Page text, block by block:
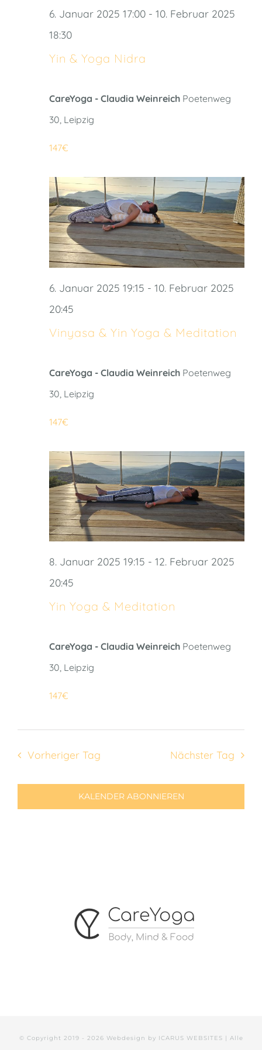
Yin & Yoga Nidra
6. Januar 2025 17:00 - 10. Februar 2025
18:30
CareYoga - Claudia Weinreich Poetenweg
30, Leipzig
147€
Vinyasa & Yin Yoga & Meditation
6. Januar 2025 19:15 - 10. Februar 2025
20:45
CareYoga - Claudia Weinreich Poetenweg
30, Leipzig
147€
Yin Yoga & Meditation
8. Januar 2025 19:15 - 12. Februar 2025
20:45
CareYoga - Claudia Weinreich Poetenweg
30, Leipzig
147€
Vorheriger Tag Nächster Tag
KALENDER ABONNIEREN
© Copyright 2019 - 2026 Webdesign by ICARUS WEBSITES | Alle